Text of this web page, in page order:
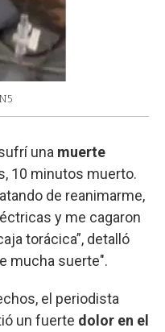
una muerte
10 minutos muerto.
de reanimarme,
y me cagaron
torácica”, detalló
mucha suerte".
el periodista
un fuerte dolor en el